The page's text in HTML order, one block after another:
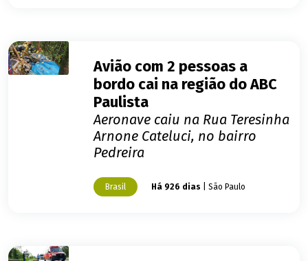
Avião com 2 pessoas a
bordo cai na região do ABC
Paulista
Aeronave caiu na Rua Teresinha
Arnone Cateluci, no bairro
Pedreira
Brasil Há 926 dias | São Paulo